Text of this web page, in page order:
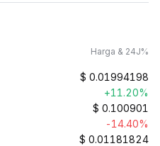
Harga & 24J%
$ 0.01994198
+11.20%
$ 0.100901
-14.40%
$ 0.01181824